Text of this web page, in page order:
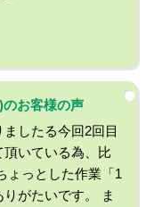
お客様の声
したる今回2回目
いている為、比
ょっとした作業「1
がたいです。 ま